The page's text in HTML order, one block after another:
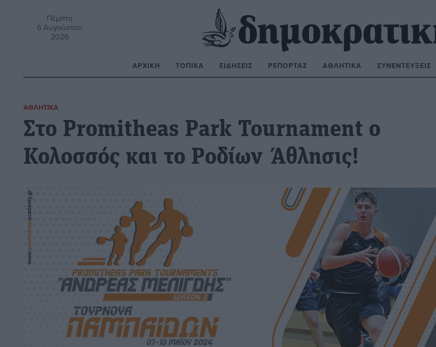
Πέμπτη
6 Αυγούστου
2026
ΑΡΧΙΚΉ ΤΟΠΙΚΆ ΕΙΔΉΣΕΙΣ ΡΕΠΟΡΤΆΖ ΑΘΛΗΤΙΚΆ ΣΥΝΕΝΤΕΎΞΕΙΣ
ΑΘΛΗΤΙΚΆ
Στο Promitheas Park Tournament ο
Κολοσσός και το Ροδίων Άθλησις!